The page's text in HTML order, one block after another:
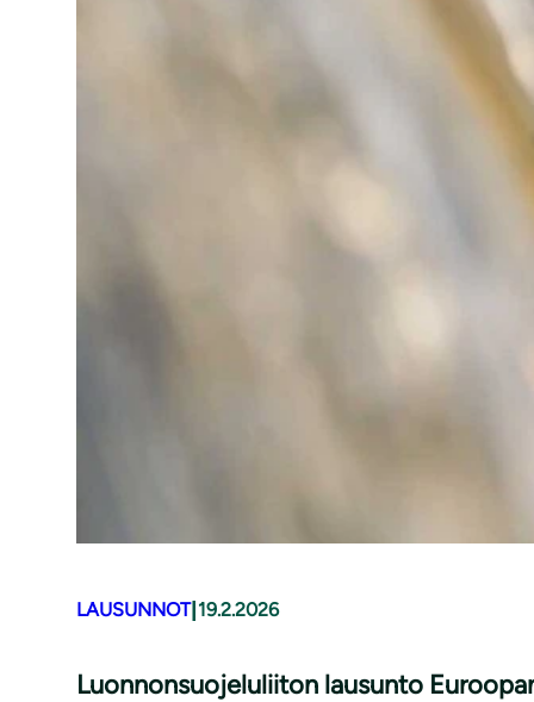
LAUSUNNOT| 19.2.2026
Luonnonsuojeluliiton lausunto